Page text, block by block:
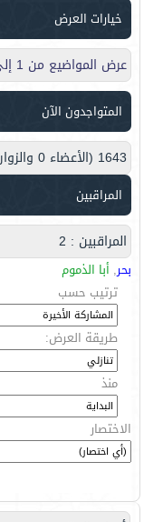
خيارات العرض
عرض المواضيع من 1 إلى 20 من 873
المتواجدون الآن
1643 (الأعضاء 0 والزوار 1643)
المراقبين
المراقبين : 2
بحر, أبا الذموم
ترتيب حسب
طريقة العرض:
منذ
الاختصار